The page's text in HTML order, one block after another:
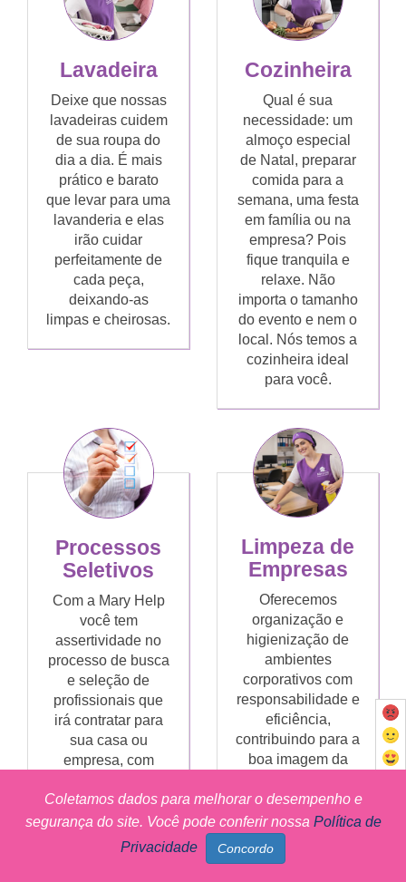
Lavadeira
Deixe que nossas
lavadeiras cuidem
de sua roupa do
dia a dia. É mais
prático e barato
que levar para uma
lavanderia e elas
irão cuidar
perfeitamente de
cada peça,
deixando-as
limpas e cheirosas.
Cozinheira
Qual é sua
necessidade: um
almoço especial
de Natal, preparar
comida para a
semana, uma festa
em família ou na
empresa? Pois
fique tranquila e
relaxe. Não
importa o tamanho
do evento e nem o
local. Nós temos a
cozinheira ideal
para você.
Processos
Seletivos
Com a Mary Help
você tem
assertividade no
processo de busca
e seleção de
profissionais que
irá contratar para
sua casa ou
empresa, com
e erros, além de
rapidez no
atendimento das
Limpeza de
Empresas
Oferecemos
organização e
higienização de
ambientes
corporativos com
responsabilidade e
eficiência,
contribuindo para a
boa imagem da
bem-estar de
colaboradores e
clientes.
Coletamos dados para melhorar o desempenho e
segurança do site. Você pode conferir nossa Política de
Privacidade